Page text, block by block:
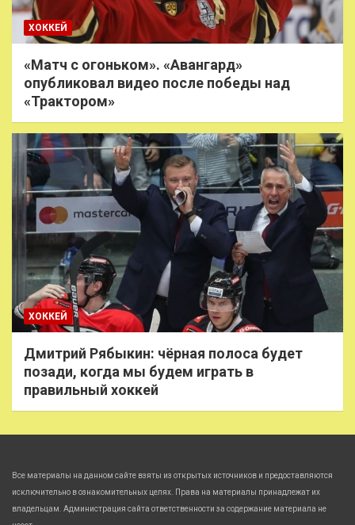
ХОККЕЙ
«Матч с огоньком». «Авангард»
опубликовал видео после победы над
«Трактором»
ХОККЕЙ
Дмитрий Рябыкин: чёрная полоса будет
позади, когда мы будем играть в
правильный хоккей
Все материалы на данном сайте взяты из открытых источников и предоставляются
исключительно в ознакомительных целях. Права на материалы принадлежат их
владельцам. Администрация сайта ответственности за содержание материала не